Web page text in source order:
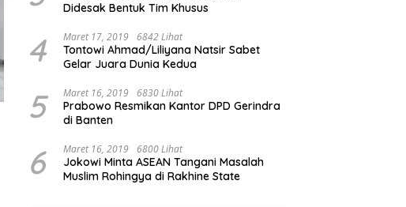
Didesak Bentuk Tim Khusus
4 Maret 17, 2019 6842 Lihat
Tontowi Ahmad/Liliyana Natsir Sabet
Gelar Juara Dunia Kedua
5 Maret 16, 2019 6830 Lihat
Prabowo Resmikan Kantor DPD Gerindra
di Banten
6 Maret 16, 2019 6800 Lihat
Jokowi Minta ASEAN Tangani Masalah
Muslim Rohingya di Rakhine State